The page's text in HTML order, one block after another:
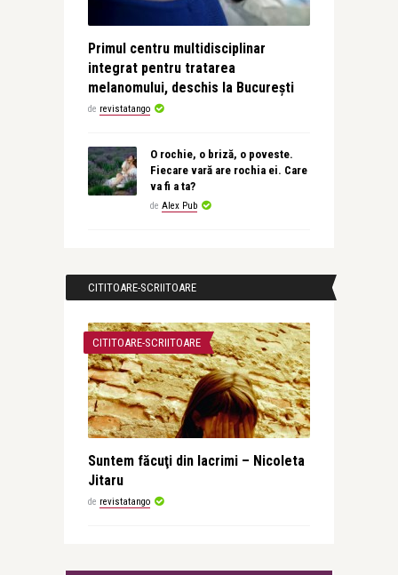
Primul centru multidisciplinar
integrat pentru tratarea
melanomului, deschis la București
de revistatango
O rochie, o briză, o poveste.
Fiecare vară are rochia ei. Care
va fi a ta?
de Alex Pub
CITITOARE-SCRIITOARE
CITITOARE-SCRIITOARE
Suntem făcuţi din lacrimi – Nicoleta
Jitaru
de revistatango